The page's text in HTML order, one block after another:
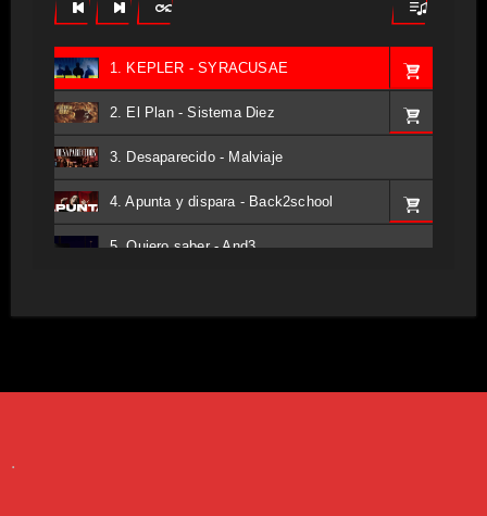
1. KEPLER - SYRACUSAE
2. El Plan - Sistema Diez
3. Desaparecido - Malviaje
4. Apunta y dispara - Back2school
5. Quiero saber - And3
.